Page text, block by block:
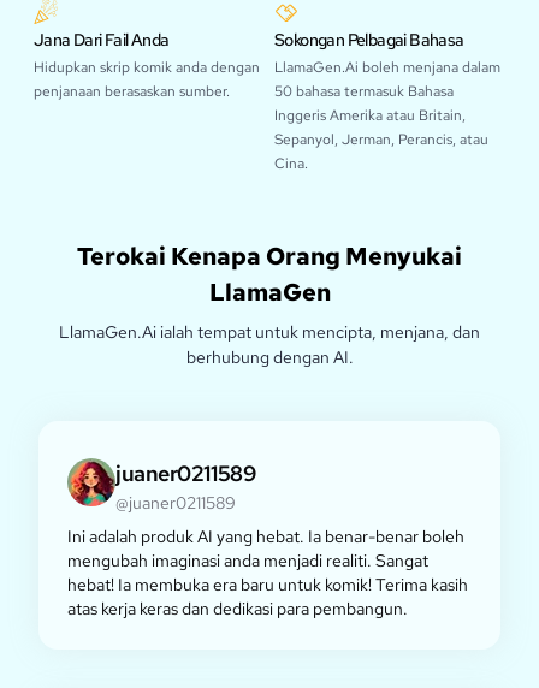
Jana Dari Fail Anda
Hidupkan skrip komik anda dengan
penjanaan berasaskan sumber.
Sokongan Pelbagai Bahasa
LlamaGen.Ai boleh menjana dalam
50 bahasa termasuk Bahasa
Inggeris Amerika atau Britain,
Sepanyol, Jerman, Perancis, atau
Cina.
Terokai Kenapa Orang Menyukai
LlamaGen
LlamaGen.Ai ialah tempat untuk mencipta, menjana, dan
berhubung dengan AI.
juaner0211589
@juaner0211589
Ini adalah produk AI yang hebat. Ia benar-benar boleh
mengubah imaginasi anda menjadi realiti. Sangat
hebat! Ia membuka era baru untuk komik! Terima kasih
atas kerja keras dan dedikasi para pembangun.